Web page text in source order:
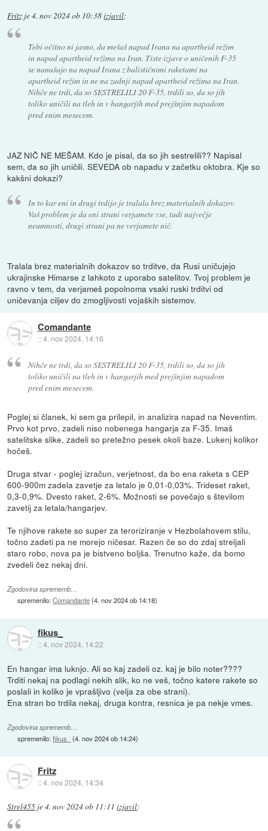
Fritz je4. nov 2024 ob 10:38izjavil:
Tebi očitno ni jasno, da mešaš napad Irana na apartheid režim
in napad apartheid režima na Iran. Tiste izjave o uničenih F-35
se nanašajo na napad Irana z balističnimi raketami na
apartheid režim in ne na zadnji napad apartheid režima na Iran.
Nihče ne trdi, da so SESTRELILI 20 F-35, trdili so, da so jih
toliko uničili na tleh in v hangarjih med prejšnjim napadom
pred enim mesecem.
JAZ NIČ NE MEŠAM. Kdo je pisal, da so jih sestrelili?? Napisal
sem, da so jih uničili. SEVEDA ob napadu v začetku oktobra. Kje so
kakšni dokazi?
In to kar eni in drugi trdijo je tralala brez materialnih dokazov.
Vaš problem je da eni strani verjamete vse, tudi največje
neumnosti, drugi strani pa ne verjamete nič.
Tralala brez materialnih dokazov so trditve, da Rusi uničujejo
ukrajinske Himarse z lahkoto z uporabo satelitov. Tvoj problem je
ravno v tem, da verjameš popolnoma vsaki ruski trditvi od
uničevanja ciljev do zmogljivosti vojaških sistemov.
Comandante
::4. nov 2024, 14:16
Nihče ne trdi, da so SESTRELILI 20 F-35, trdili so, da so jih
toliko uničili na tleh in v hangarjih med prejšnjim napadom
pred enim mesecem.
Poglej si članek, ki sem ga prilepil, in analizira napad na Neventim.
Prvo kot prvo, zadeli niso nobenega hangarja za F-35. Imaš
satelitske slike, zadeli so pretežno pesek okoli baze. Lukenj kolikor
hočeš.
Druga stvar - poglej izračun, verjetnost, da bo ena raketa s CEP
600-900m zadela zavetje za letalo je 0,01-0,03%. Trideset raket,
0,3-0,9%. Dvesto raket, 2-6%. Možnosti se povečajo s številom
zavetij za letala/hangarjev.
Te njihove rakete so super za teroriziranje v Hezbolahovem stilu,
točno zadeti pa ne morejo ničesar. Razen če so do zdaj streljali
staro robo, nova pa je bistveno boljša. Trenutno kaže, da bomo
zvedeli čez nekaj dni.
Zgodovina sprememb…
spremenilo:Comandante(4. nov 2024 ob 14:18)
fikus_
::4. nov 2024, 14:22
En hangar ima luknjo. Ali so kaj zadeli oz. kaj je bilo noter????
Trditi nekaj na podlagi nekih slik, ko ne veš, točno katere rakete so
poslali in koliko je vprašljivo (velja za obe strani).
Ena stran bo trdila nekaj, druga kontra, resnica je pa nekje vmes.
Zgodovina sprememb…
spremenilo:fikus_ (4. nov 2024 ob 14:24)
Fritz
::4. nov 2024, 14:34
Strel455 je4. nov 2024 ob 11:11 izjavil: